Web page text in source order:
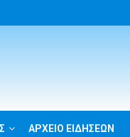
ΑΡΧΕΙΟ ΕΙΔΗΣΕΩΝ